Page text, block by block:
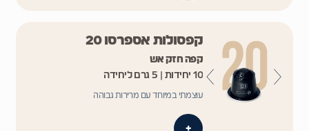
קפסולות אספרסו 20
קפה חזק אש
10 יחידות | 5 גרם ליחידה
עוצמתי במיוחד עם מרירות גבוהה
+